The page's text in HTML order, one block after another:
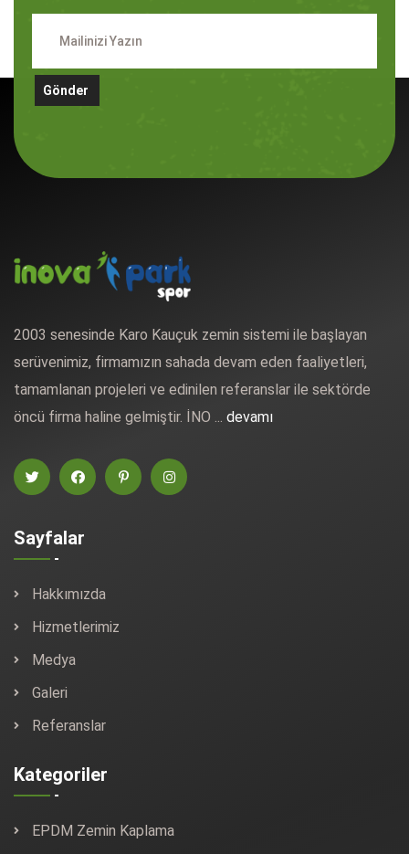
Gönder
2003 senesinde Karo Kauçuk zemin sistemi ile başlayan
serüvenimiz, firmamızın sahada devam eden faaliyetleri,
tamamlanan projeleri ve edinilen referanslar ile sektörde
öncü firma haline gelmiştir. İNO ... devamı
Sayfalar
Hakkımızda
Hizmetlerimiz
Medya
Galeri
Referanslar
Kategoriler
EPDM Zemin Kaplama